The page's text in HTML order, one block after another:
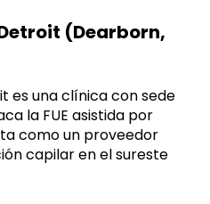
(Dearborn,
es una clínica con sede
la FUE asistida por
como un proveedor
capilar en el sureste